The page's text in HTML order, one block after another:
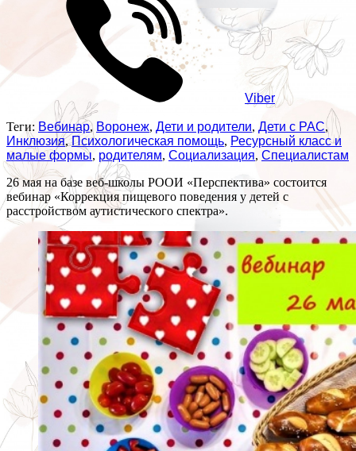
Viber
Теги: Вебинар, Воронеж, Дети и родители, Дети с РАС,
Инклюзия,Психологическая помощь, Ресурсный класс и
малые формы, родителям, Социализация, Специалистам
26 мая на базе веб-школы РООИ «Перспектива» состоится
вебинар «Коррекция пищевого поведения у детей с
расстройством аутистического спектра».